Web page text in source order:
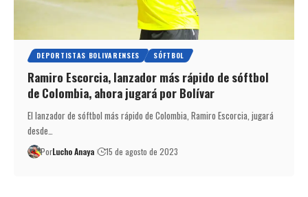
DEPORTISTAS BOLIVARENSES SÓFTBOL
Ramiro Escorcia, lanzador más rápido de sóftbol
de Colombia, ahora jugará por Bolívar
El lanzador de sóftbol más rápido de Colombia, Ramiro Escorcia, jugará
desde…
PorLucho Anaya 15 de agosto de 2023